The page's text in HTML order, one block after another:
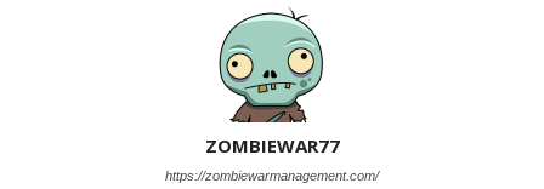
ZOMBIEWAR77
https://zombiewarmanagement.com/